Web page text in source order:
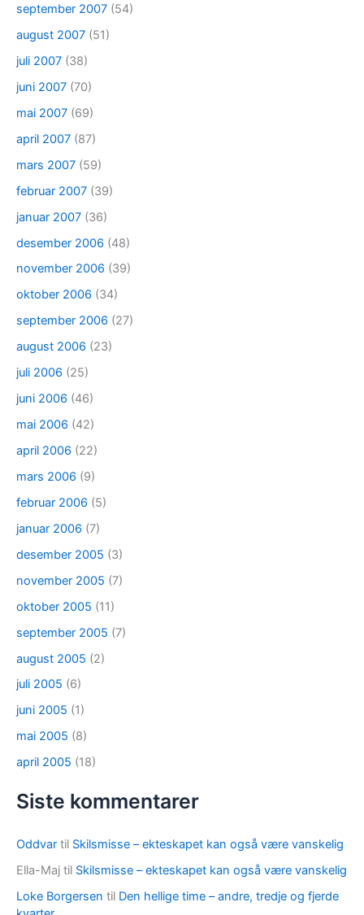
september 2007 (54)
august 2007 (51)
juli 2007 (38)
juni 2007 (70)
mai 2007 (69)
april 2007 (87)
mars 2007 (59)
februar 2007 (39)
januar 2007 (36)
desember 2006 (48)
november 2006 (39)
oktober 2006 (34)
september 2006 (27)
august 2006 (23)
juli 2006 (25)
juni 2006 (46)
mai 2006 (42)
april 2006 (22)
mars 2006 (9)
februar 2006 (5)
januar 2006 (7)
desember 2005 (3)
november 2005 (7)
oktober 2005 (11)
september 2005 (7)
august 2005 (2)
juli 2005 (6)
juni 2005 (1)
mai 2005 (8)
april 2005 (18)
Siste kommentarer
Oddvar til Skilsmisse – ekteskapet kan også være vanskelig
Ella-Maj til Skilsmisse – ekteskapet kan også være vanskelig
Loke Borgersen til Den hellige time – andre, tredje og fjerde